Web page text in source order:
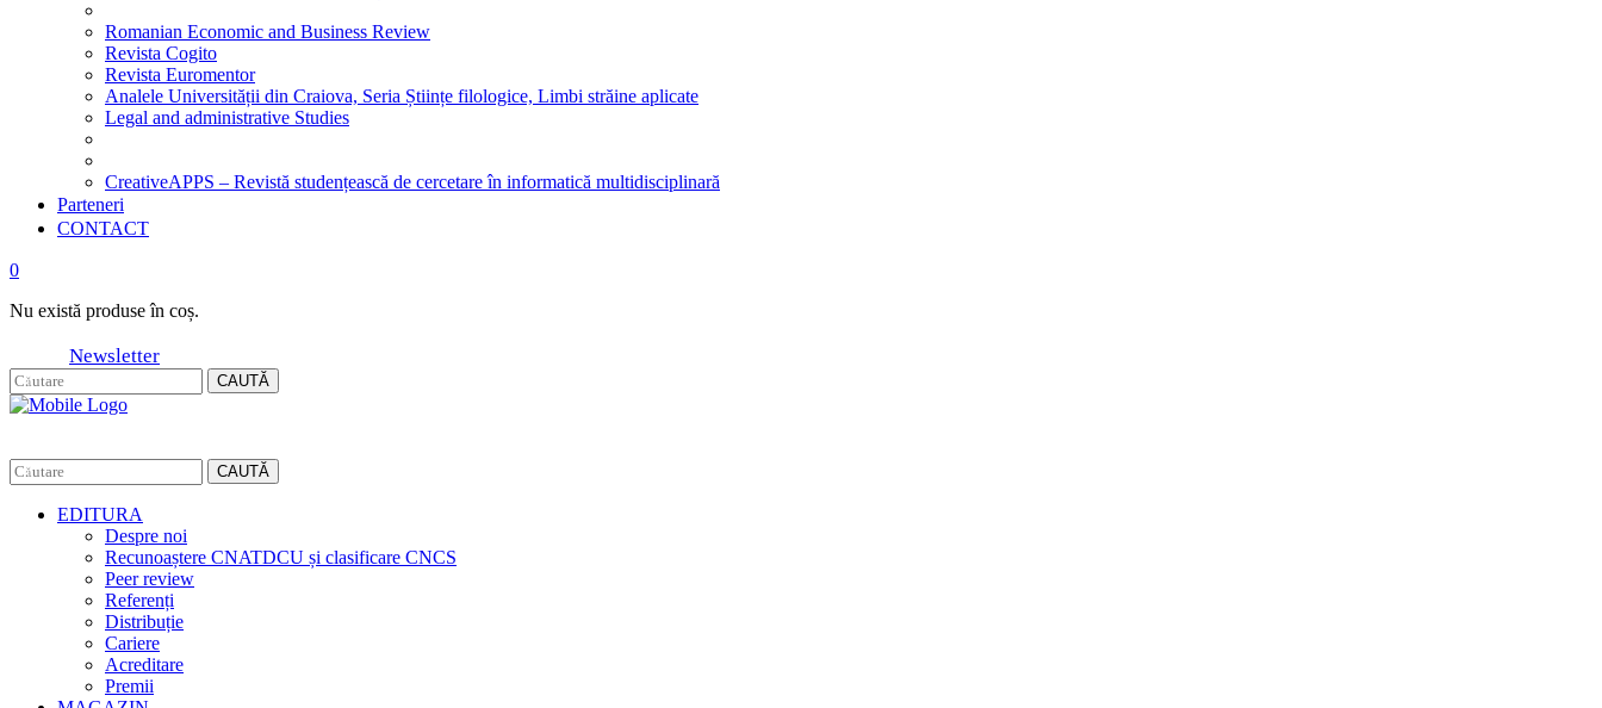
Romanian Economic and Business Review
Revista Cogito
Revista Euromentor
Analele Universității din Craiova, Seria Științe filologice, Limbi străine aplicate
Legal and administrative Studies
CreativeAPPS – Revistă studențească de cercetare în informatică multidisciplinară
Parteneri
CONTACT
0
Nu există produse în coș.
Newsletter
CAUTĂ
CAUTĂ
EDITURA
Despre noi
Recunoaștere CNATDCU și clasificare CNCS
Peer review
Referenți
Distribuție
Cariere
Acreditare
Premii